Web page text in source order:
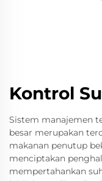
Kontrol
Sistem manajemen
besar merupakan
makanan penutup
menciptakan
mempertahankan